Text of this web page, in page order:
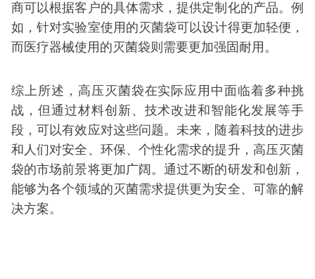
商可以根据客户的具体需求，提供定制化的产品。例
如，针对实验室使用的灭菌袋可以设计得更加轻便，
而医疗器械使用的灭菌袋则需要更加强固耐用。
综上所述，高压灭菌袋在实际应用中面临着多种挑
战，但通过材料创新、技术改进和智能化发展等手
段，可以有效应对这些问题。未来，随着科技的进步
和人们对安全、环保、个性化需求的提升，高压灭菌
袋的市场前景将更加广阔。通过不断的研发和创新，
能够为各个领域的灭菌需求提供更为安全、可靠的解
决方案。